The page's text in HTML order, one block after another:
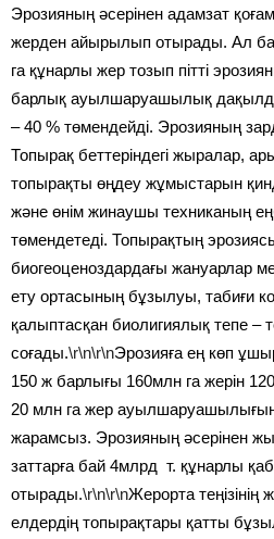
Эрозияның әсерінен адамзат
жерден айырылып отырады. Ал
га құнарлы жер тозып пітті
барлық ауылшаруашылық
– 40 % төмендейді. Эрозияның
Топырақ беттеріндегі жыралар,
топырақты өңдеу жұмыстарын
және өнім жинаушы техниканың
төмендетеді. Топырақтың
биогеоценоздардағы жануарлар
ету ортасының бұзылуы, табиғи
қалыптасқан биолигиялық тепе –
соғады.\r\n\r\nЭрозияға ең көп
150 ж барлығы 160млн га жерін
20 млн га жер
жарамсыз. Эрозияның әсерінен
заттарға бай 4млрд т. құнарлы
отырады.\r\n\r\nЖерорта
елдердің топырақтары қатты